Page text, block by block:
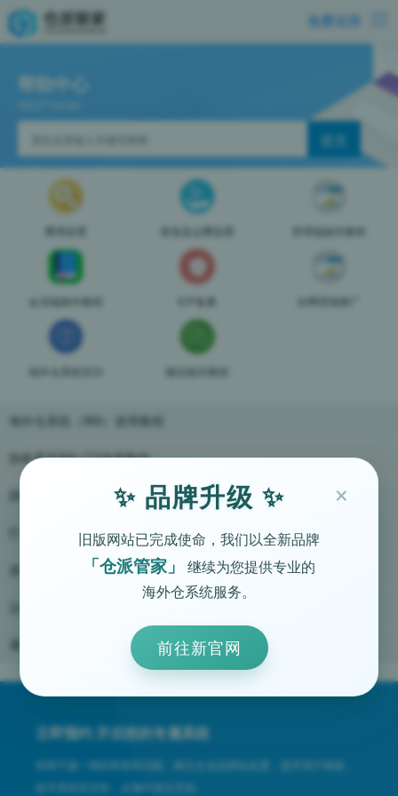
免费试用
帮助中心
费用设置 渠道及运费设置 管理端操作教程
会员端操作教程 ICP备案 全网营销推广
海外仓系统百问 微信相关教程
海外仓系统（W9）使用教程
拆柜系统W9-CG使用教程
国际物流系统T7使用教程
打单系统（P7）使用教程
派送系统L7使用教程
立即预约 开启您的专属系统
拒绝千篇一律的界面和功能，树立企业品牌知名度，提升用户体验，
提升系统安全性，从预约演示开始。
×
✨ 品牌升级 ✨
旧版网站已完成使命，我们以全新品牌
「仓派管家」
继续为您提供专业的
海外仓系统服务。
前往新官网